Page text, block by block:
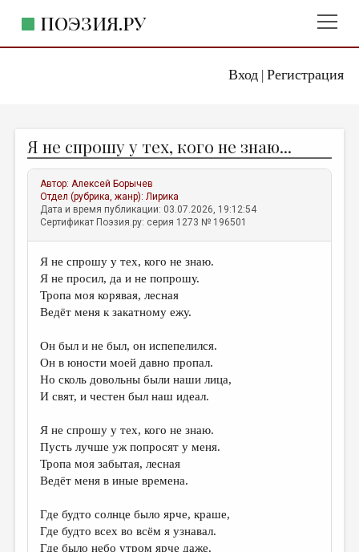
Вход| Регистрация
ПОЭЗИЯ.РУ
ЖАНРЫ
АВТОРЫ
КОММЕНТАРИИ
ЛИТСАЛОН
НОВОСТИ
ПРАВИЛА САЙТА
ИЗБРАННОЕ
ДАЙДЖЕСТ
ПЕРЕВОДЫ
КОНКУРСЫ
КНИЖНАЯ ПОЛКА
Я не спрошу у тех, кого не знаю...
Автор:Алексей Борычев
Отдел (рубрика, жанр):Лирика
Дата и время публикации: 03.07.2026, 19:12:54
Сертификат Поэзия.ру: серия 1273 № 196501
Я не спрошу у тех, кого не знаю.
Я не просил, да и не попрошу.
Тропа моя корявая, лесная
Ведёт меня к закатному ежу.
Он был и не был, он испепелился.
Он в юности моей давно пропал.
Но сколь довольны были наши лица,
И свят, и честен был наш идеал.
Я не спрошу у тех, кого не знаю.
Пусть лучше уж попросят у меня.
Тропа моя забытая, лесная
Ведёт меня в иные времена.
Где будто солнце было ярче, краше,
Где будто всех во всём я узнавал.
Где было небо утром ярче даже.